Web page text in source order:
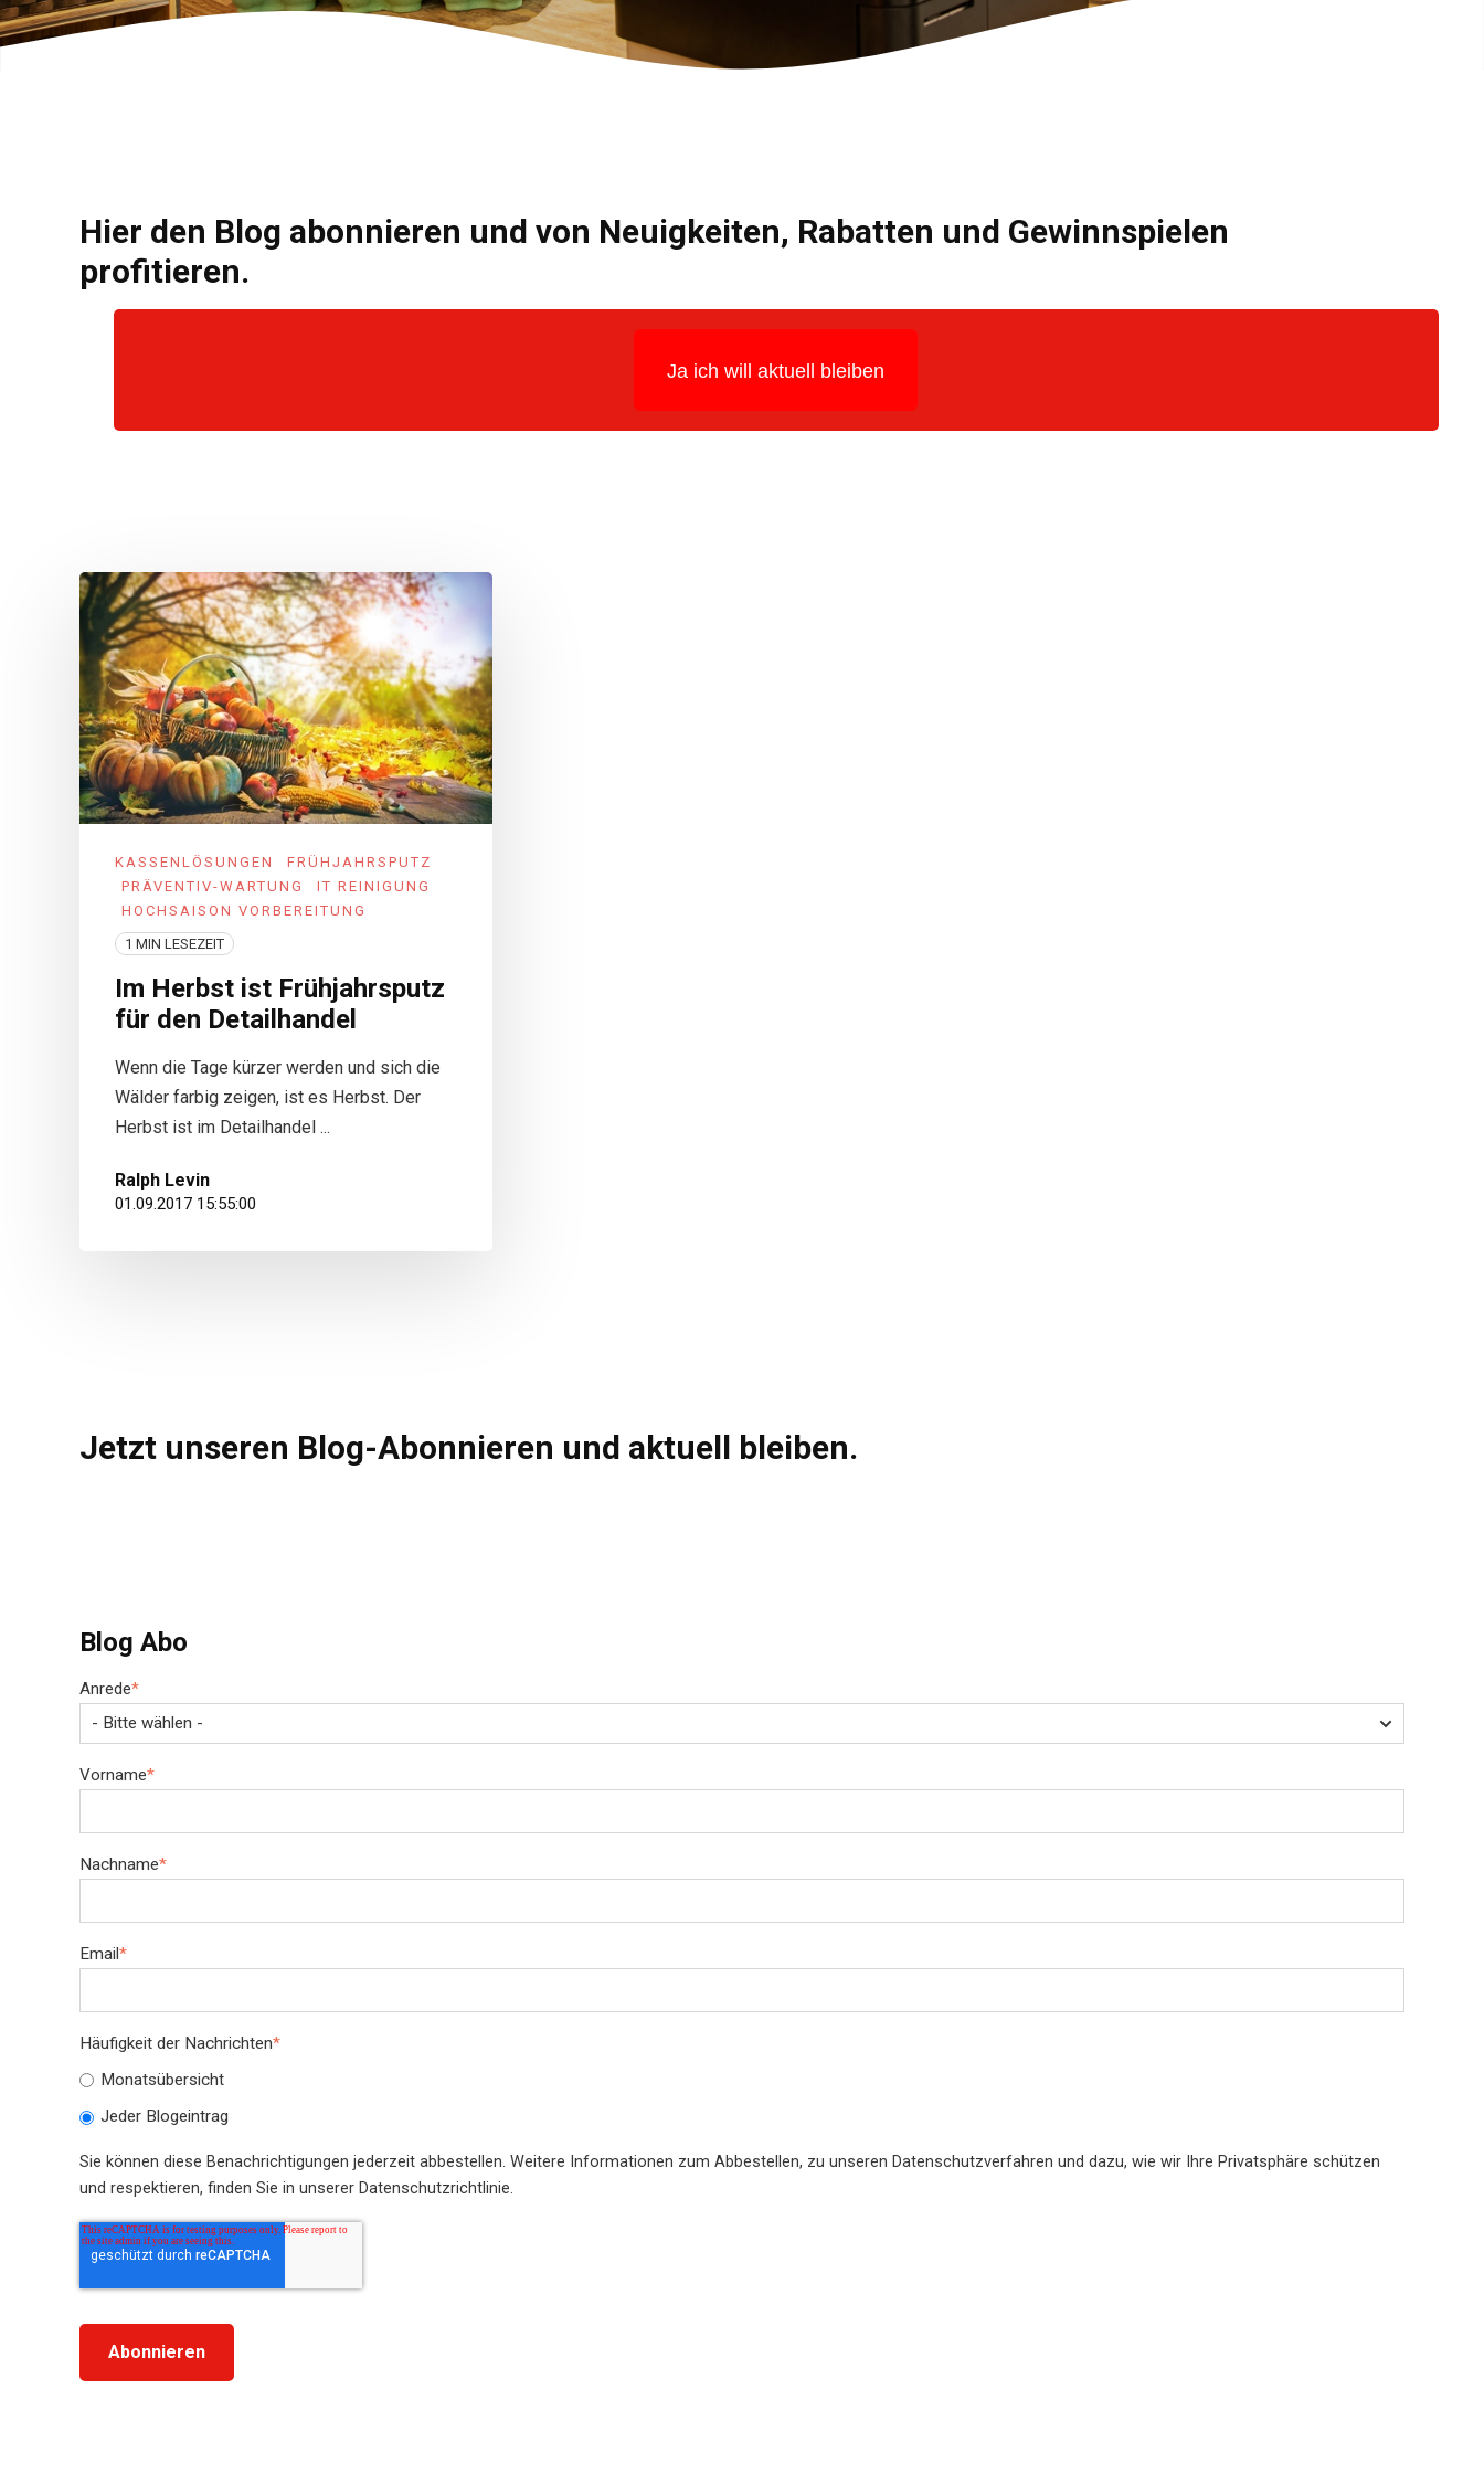
Hier den Blog abonnieren und von Neuigkeiten, Rabatten und Gewinnspielen
profitieren.
Ja ich will aktuell bleiben
KASSENLÖSUNGEN
FRÜHJAHRSPUTZ
PRÄVENTIV-WARTUNG
IT REINIGUNG
HOCHSAISON VORBEREITUNG
1 MIN LESEZEIT
Im Herbst ist Frühjahrsputz
für den Detailhandel
Wenn die Tage kürzer werden und sich die
Wälder farbig zeigen, ist es Herbst. Der
Herbst ist im Detailhandel ...
Ralph Levin
01.09.2017 15:55:00
Jetzt unseren Blog-Abonnieren und aktuell bleiben.
Blog Abo
Anrede*
Vorname*
Nachname*
Email*
Häufigkeit der Nachrichten*
Monatsübersicht
Jeder Blogeintrag
Sie können diese Benachrichtigungen jederzeit abbestellen. Weitere Informationen zum Abbestellen, zu unseren Datenschutzverfahren und dazu, wie wir Ihre Privatsphäre schützen
und respektieren, finden Sie in unserer Datenschutzrichtlinie.